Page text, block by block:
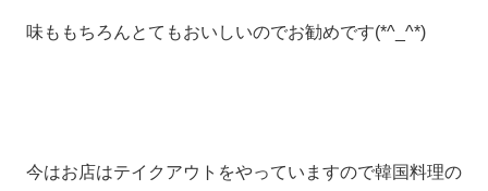
味ももちろんとてもおいしいのでお勧めです(*^_^*)
今はお店はテイクアウトをやっていますので韓国料理の